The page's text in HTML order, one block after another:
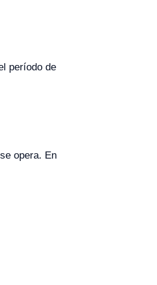
período de
opera. En